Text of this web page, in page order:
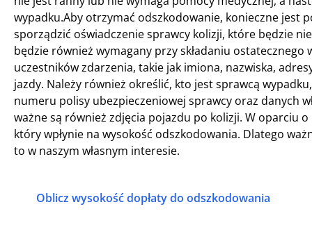
wypadku.Aby otrzymać odszkodowanie, konieczne jest
sporządzić oświadczenie sprawcy kolizji, które będzie
będzie również wymagany przy składaniu
uczestników zdarzenia, takie jak imiona, nazwiska,
jazdy. Należy również określić, kto jest sprawcą
numeru polisy ubezpieczeniowej sprawcy oraz danych
ważne są również zdjęcia pojazdu po kolizji. W oparciu
który wpłynie na wysokość odszkodowania. Dlatego
to w naszym własnym interesie.
Oblicz wysokość dopłaty do odszkodowania